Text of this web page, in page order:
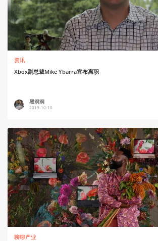
资讯
Xbox副总裁Mike Ybarra宣布离职
黑洞洞
2019-10-10
聊聊产业